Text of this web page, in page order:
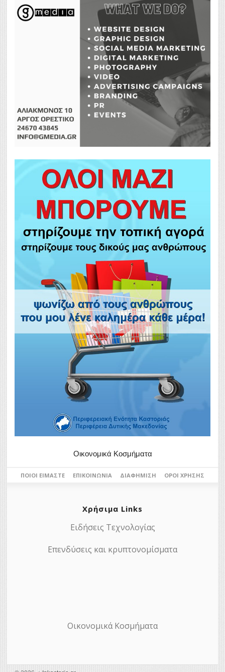
Οικονομικά Κοσμήματα
ΠΟΙΟΙ ΕΊΜΑΣΤΕ ΕΠΙΚΟΙΝΩΝΊΑ ΔΙΑΦΉΜΙΣΗ ΌΡΟΙ ΧΡΉΣΗΣ
Χρήσιμα Links
Ειδήσεις Τεχνολογίας
Επενδύσεις και κρυπτονομίσματα
Οικονομικά Κοσμήματα